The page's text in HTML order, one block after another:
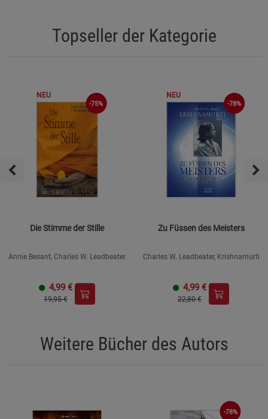
Topseller der Kategorie
NEU
-75%
Die Stimme der Stille
Annie Besant, Charles W. Leadbeater
4,99 €
19,95 €
NEU
-78%
Zu Füssen des Meisters
Charles W. Leadbeater, Krishnamurti
4,99 €
22,80 €
Weitere Bücher des Autors
-78%